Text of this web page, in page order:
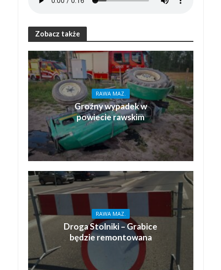
Zobacz także
RAWA MAZ.
Groźny wypadek w
powiecie rawskim
RAWA MAZ.
Droga Stolniki – Grabice
będzie remontowana